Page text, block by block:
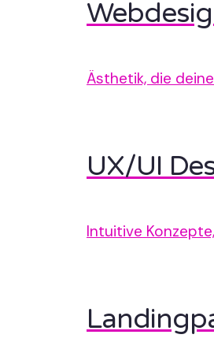
Ästhetik, die
UX/UI
Intuitive